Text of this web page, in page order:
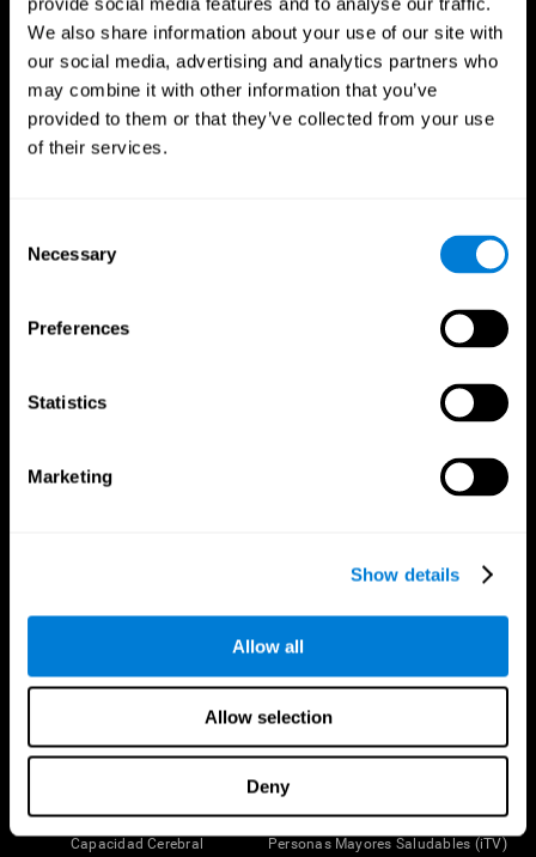
We also share information about your use of our site with
our social media, advertising and analytics partners who
may combine it with other information that you’ve
provided to them or that they’ve collected from your use
of their services.
Selection
Necessary
Preferences
Statistics
Marketing
Show details
Allow all
Allow selection
Deny
Tu Cerebro
Mente y Cerebro
Plasticidad Neuronal
Capacidad Cerebral
Investigación
Juegos de Ordenador
Evaluación Holistica
Personas Mayores Saludables (iTV)